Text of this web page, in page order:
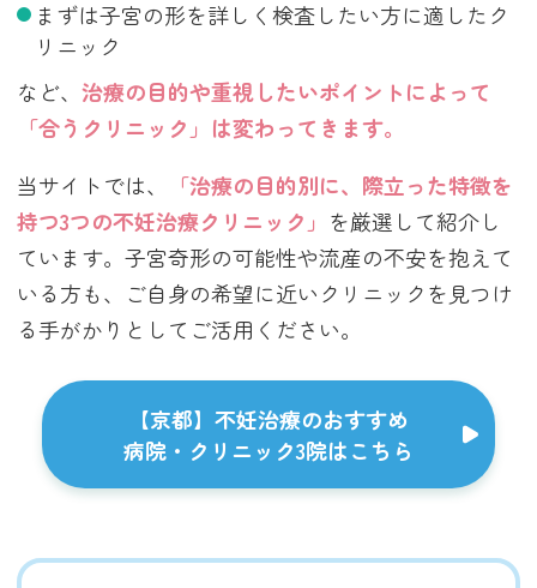
まずは子宮の形を詳しく検査したい方に適したク
リニック
など、治療の目的や重視したいポイントによって
「合うクリニック」は変わってきます。
当サイトでは、
「治療の目的別に、際立った特徴を
持つ3つの不妊治療クリニック」 を厳選して紹介し
ています。子宮奇形の可能性や流産の不安を抱えて
いる方も、ご自身の希望に近いクリニックを見つけ
る手がかりとしてご活用ください。
【京都】不妊治療のおすすめ
病院・クリニック3院はこちら